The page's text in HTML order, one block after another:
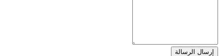
إرسال الرسالة